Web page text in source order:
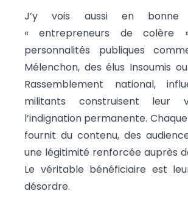
J’y vois aussi en
« entrepreneurs de colère
personnalités publiques
Mélenchon, des élus Insoumis
Rassemblement national,
militants construisent leur
l’indignation permanente.
fournit du contenu, des
une légitimité renforcée auprès
Le véritable bénéficiaire est
désordre.